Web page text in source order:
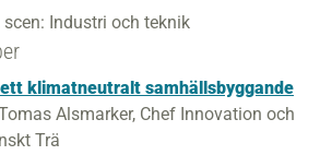
scen: Industri och teknik
klimatneutralt samhällsbyggande
Alsmarker, Chef Innovation och
Trä